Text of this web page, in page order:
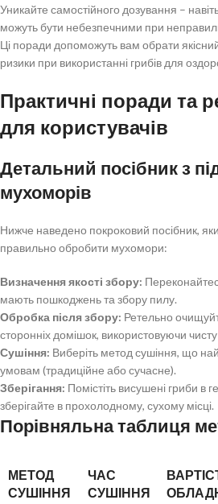
Уникайте самостійного дозування –
можуть бути небезпечними при
Ці поради допоможуть вам обрати якісний
ризики при використанні грибів для
Практичні поради та
для користувачів
Детальний посібник з
мухоморів
Нижче наведено покроковий посібник,
правильно обробити мухомори:
Визначення якості збору:
мають пошкоджень та збору пилу.
Обробка після збору: Ретельно
сторонніх домішок, використовуючи
Сушіння: Виберіть метод сушіння, що
умовам (традиційне або сучасне).
Зберігання: Помістіть висушені гриби в
зберігайте в прохолодному, сухому місці.
Порівняльна таблиця
МЕТОД
СУШІННЯ
ЧАС
СУШІННЯ